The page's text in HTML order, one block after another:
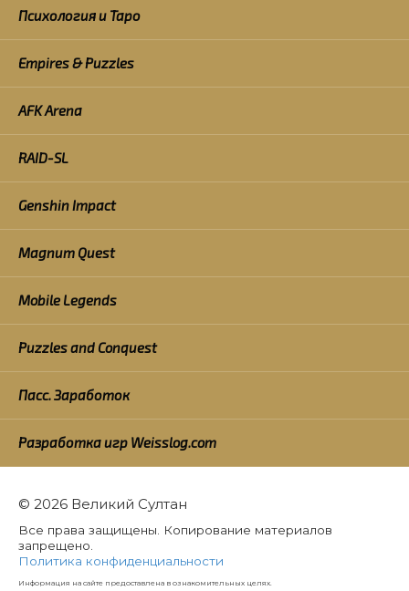
Психология и Таро
Empires & Puzzles
AFK Arena
RAID-SL
Genshin Impact
Magnum Quest
Mobile Legends
Puzzles and Conquest
Пасс. Заработок
Разработка игр Weisslog.com
© 2026 Великий Султан
Все права защищены. Копирование материалов
запрещено.
Политика конфиденциальности
Информация на сайте предоставлена в ознакомительных целях.